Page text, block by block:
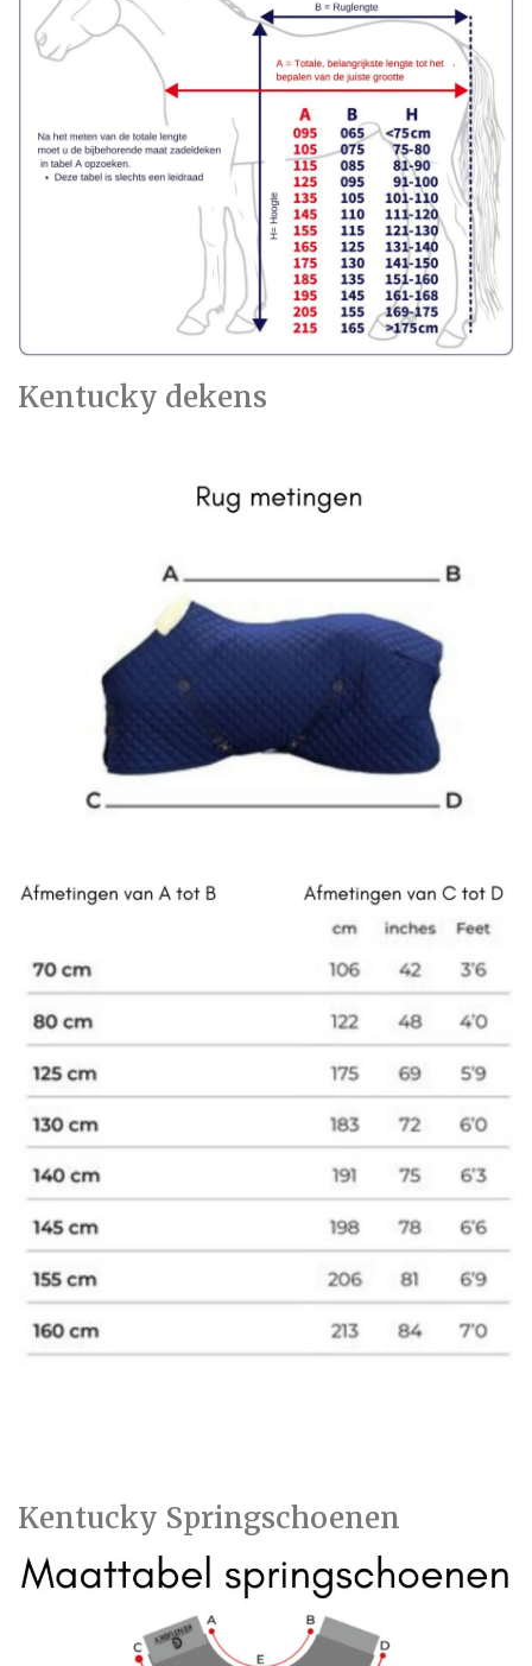
Kentucky dekens
Kentucky Springschoenen